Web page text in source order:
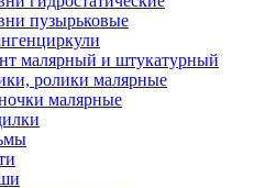
пузырьковые
малярный и штукатурный
ролики малярные
малярные